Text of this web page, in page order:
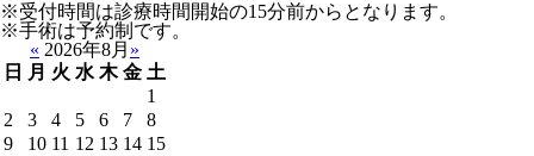
※受付時間は診療時間開始の15分前からとなります。
※手術は予約制です。
« 2026年8月 »
日
月 火 水 木 金 土
1
2
3 4 5 6 7
8
9
10 11 12 13 14 15